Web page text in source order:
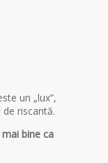
un „lux”,
riscantă.
bine ca